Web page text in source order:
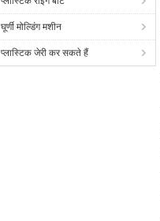
घूर्णी मोल्डिंग मशीन
प्लास्टिक जेरी कर सकते हैं